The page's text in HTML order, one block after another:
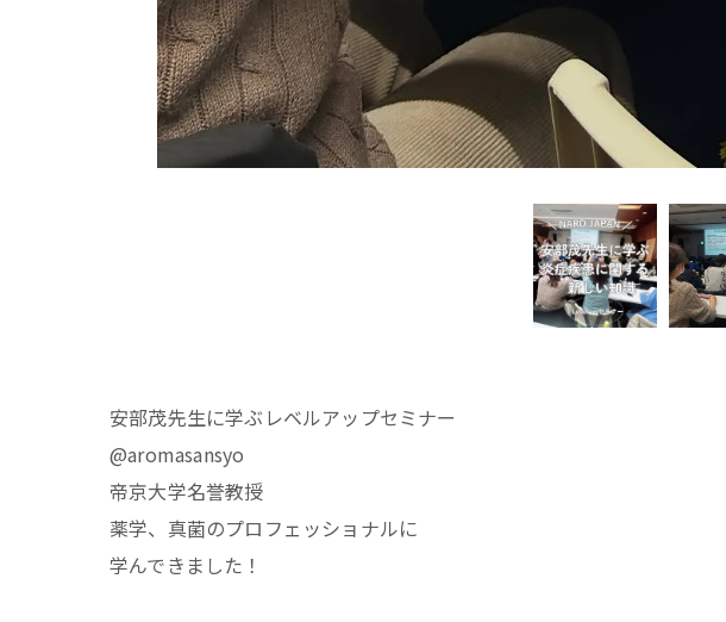
安部茂先生に学ぶレベルアップセミナー
@aromasansyo
帝京大学名誉教授
薬学、真菌のプロフェッショナルに
学んできました！